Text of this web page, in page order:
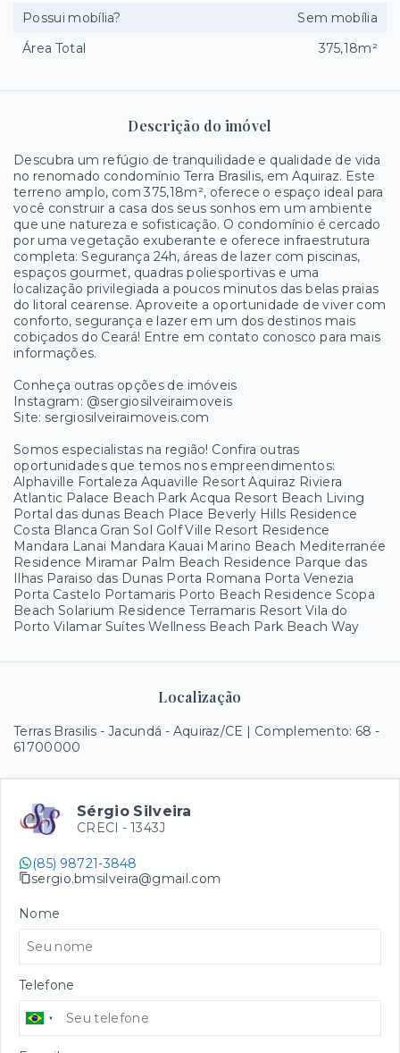
Descrição do imóvel
Descubra um refúgio de tranquilidade e qualidade de vida
no renomado condomínio Terra Brasilis, em Aquiraz. Este
terreno amplo, com 375,18m², oferece o espaço ideal para
você construir a casa dos seus sonhos em um ambiente
que une natureza e sofisticação. O condomínio é cercado
por uma vegetação exuberante e oferece infraestrutura
completa: Segurança 24h, áreas de lazer com piscinas,
espaços gourmet, quadras poliesportivas e uma
localização privilegiada a poucos minutos das belas praias
do litoral cearense. Aproveite a oportunidade de viver com
conforto, segurança e lazer em um dos destinos mais
cobiçados do Ceará! Entre em contato conosco para mais
informações.
Conheça outras opções de imóveis
Instagram: @sergiosilveiraimoveis
Site: sergiosilveiraimoveis.com
Somos especialistas na região! Confira outras
oportunidades que temos nos empreendimentos:
Alphaville Fortaleza Aquaville Resort Aquiraz Riviera
Atlantic Palace Beach Park Acqua Resort Beach Living
Portal das dunas Beach Place Beverly Hills Residence
Costa Blanca Gran Sol Golf Ville Resort Residence
Mandara Lanai Mandara Kauai Marino Beach Mediterranée
Residence Miramar Palm Beach Residence Parque das
Ilhas Paraiso das Dunas Porta Romana Porta Venezia
Porta Castelo Portamaris Porto Beach Residence Scopa
Beach Solarium Residence Terramaris Resort Vila do
Porto Vilamar Suítes Wellness Beach Park Beach Way
Localização
Terras Brasilis - Jacundá - Aquiraz/CE | Complemento: 68 -
61700000
Possui mobília?
Sem mobília
Área Total
375,18m²
Sérgio Silveira
CRECI - 1343J
(85) 98721-3848
sergio.bmsilveira@gmail.com
Nome
Telefone